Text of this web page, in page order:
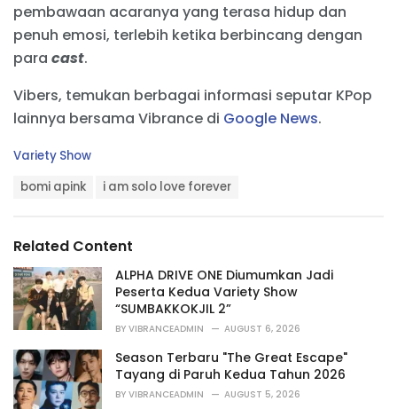
pembawaan acaranya yang terasa hidup dan
penuh emosi, terlebih ketika berbincang dengan
para cast.
Vibers, temukan berbagai informasi seputar KPop
lainnya bersama Vibrance di Google News.
C
r
i
e
s
:
Variety Show
:
bomi apink i am solo love forever
Related Content
ALPHA DRIVE ONE Diumumkan Jadi
Peserta Kedua Variety Show
“SUMBAKKOKJIL 2”
BY VIBRANCEADMIN AUGUST 6, 2026
Season Terbaru "The Great Escape"
Tayang di Paruh Kedua Tahun 2026
BY VIBRANCEADMIN AUGUST 5, 2026